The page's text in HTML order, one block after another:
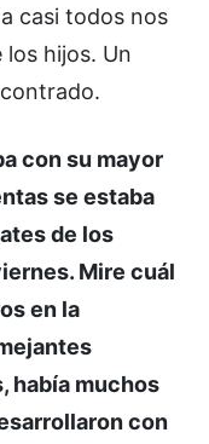
casi todos nos
los hijos. Un
con su mayor
se estaba
de los
Mire cuál
en la
había muchos
con